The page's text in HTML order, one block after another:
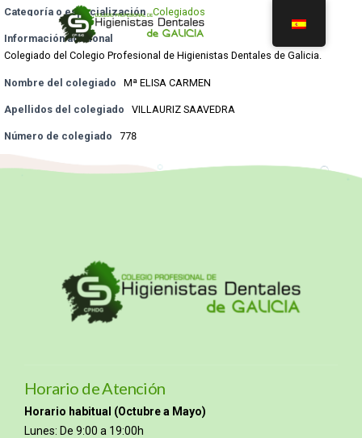
Categoría o especialización Colegiados
Información adicional
Colegiado del Colegio Profesional de Higienistas Dentales de Galicia.
Nombre del colegiado Mª ELISA CARMEN
Apellidos del colegiado VILLAURIZ SAAVEDRA
Número de colegiado 778
Horario de Atención
Horario habitual (Octubre a Mayo)
Lunes: De 9:00 a 19:00h